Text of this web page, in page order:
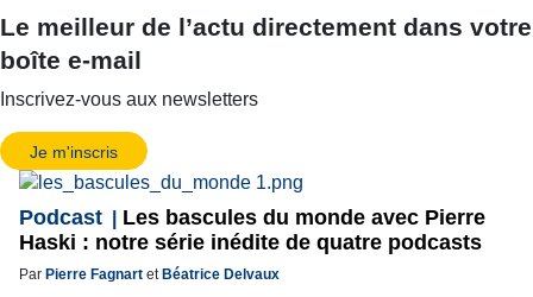
Le meilleur de l’actu directement dans votre
boîte e-mail
Inscrivez-vous aux newsletters
Je m'inscris
Podcast
Les bascules du monde avec Pierre
Haski : notre série inédite de quatre podcasts
Par Pierre Fagnart et Béatrice Delvaux